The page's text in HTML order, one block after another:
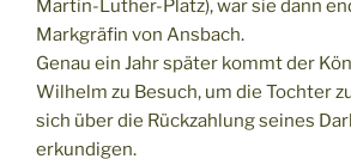
Martin-Luther-Platz), war sie dann
Markgräfin von Ansbach.
Genau ein Jahr später kommt der
Wilhelm zu Besuch, um die Tochter
sich über die Rückzahlung seines
erkundigen.